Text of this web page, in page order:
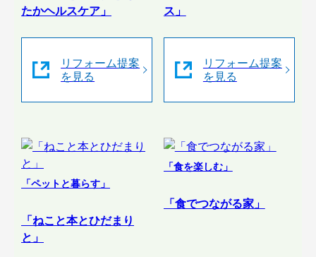
たかヘルスケア」
リフォーム提案
を見る
ス」
リフォーム提案
を見る
「ペットと暮らす」
「ねこと本とひだまり
と」
「食を楽しむ」
「食でつながる家」